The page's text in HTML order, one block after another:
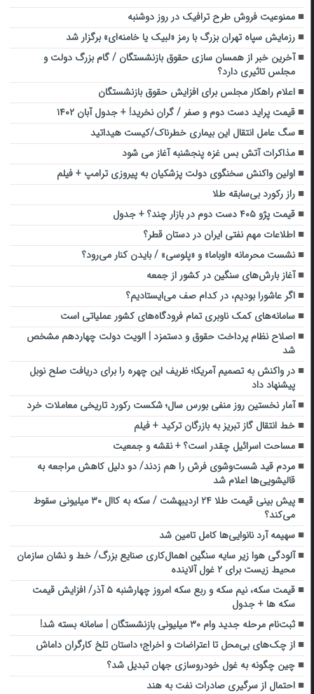
ممنوعیت فروش طرح ترافیک در روز دوشنبه
رزمایش سپاه تهران بزرگ با رمز «لبیک یا خامنه‌ای» برگزار شد
آخرین خبر از همسان سازی حقوق بازنشستگان / گام بزرگ دولت و
مجلس تاثیری دارد؟
اعلام راهکار مجلس برای افزایش حقوق بازنشستگان
قیمت پراید دست دوم و صفر / گران نخرید! + جدول آبان ۱۴۰۲
سگ عامل انتقال این بیماری خطرناک/کیست هیداتید
مذاکرات آتش بس غزه پنجشنبه آغاز می شود
اولین واکنش سخنگوی دولت پزشکیان به پیروزی ترامپ + فیلم
راز رکورد بی‌سابقه طلا
قیمت پژو ۴۰۵ دست دوم در بازار چند؟ + جدول
اطلاعات مهم نفتی ایران در دستان قطر؟
نشست محرمانه «اوباما» و «پلوسی» / بایدن کنار می‌رود؟
آغاز بارش‌های سنگین در کشور از جمعه
اگر عاشورا بودیم، در کدام صف می‌ایستادیم؟
سامانه‌های کمک ناوبری تمام فرودگاه‌های کشور عملیاتی است
اصلاح نظام پرداخت حقوق و دستمزد | الویت دولت چهاردهم مشخص
شد
در واکنش به تصمیم آمریکا؛ ظریف این چهره را برای دریافت صلح نوبل
پیشنهاد داد
آمار نخستین روز منفی بورس سال؛ شکست رکورد تاریخی معاملات خرد
خط انتقال گاز تبریز به بازرگان ترکید + فیلم
مساحت اسرائیل چقدر است؟ + نقشه و جمعیت
مردم قید شست‌وشوی فرش را هم زدند/ دو دلیل کاهش مراجعه به
قالیشویی‌ها اعلام شد
پیش بینی قیمت طلا ۲۴ اردیبهشت / سکه به کاال ۳۰ میلیونی سقوط
می‌کند؟
سهیمه آرد نانوایی‌ها کامل تامین شد
آلودگی هوا زیر سایه سنگین اهمال‌کاری صنایع بزرگ/ خط و نشان سازمان
محیط زیست برای ۲ غول آلاینده
قیمت سکه، نیم سکه و ربع سکه امروز چهارشنبه ۵ آذر/ افزایش قیمت
سکه ها + جدول
ثبت‌نام مرحله جدید وام‌ ۳۰ میلیونی بازنشستگان | سامانه بسته شد!
از چک‌های بی‌محل تا اعتراضات و اخراج؛ داستان تلخ کارگران داماش
چین چگونه به غول خودروسازی جهان تبدیل شد؟
احتمال از سرگیری صادرات نفت به هند